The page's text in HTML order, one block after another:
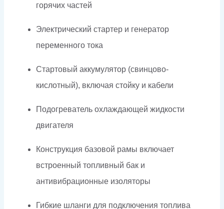
горячих частей
Электрический стартер и генератор
переменного тока
Стартовый аккумулятор (свинцово-
кислотный), включая стойку и кабели
Подогреватель охлаждающей жидкости
двигателя
Конструкция базовой рамы включает
встроенный топливный бак и
антивибрационные изоляторы
Гибкие шланги для подключения топлива